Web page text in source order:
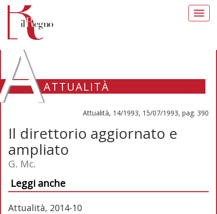
ATTUALITÀ
Attualità, 14/1993, 15/07/1993, pag. 390
Il direttorio aggiornato e
ampliato
G. Mc.
Leggi anche
Attualità, 2014-10